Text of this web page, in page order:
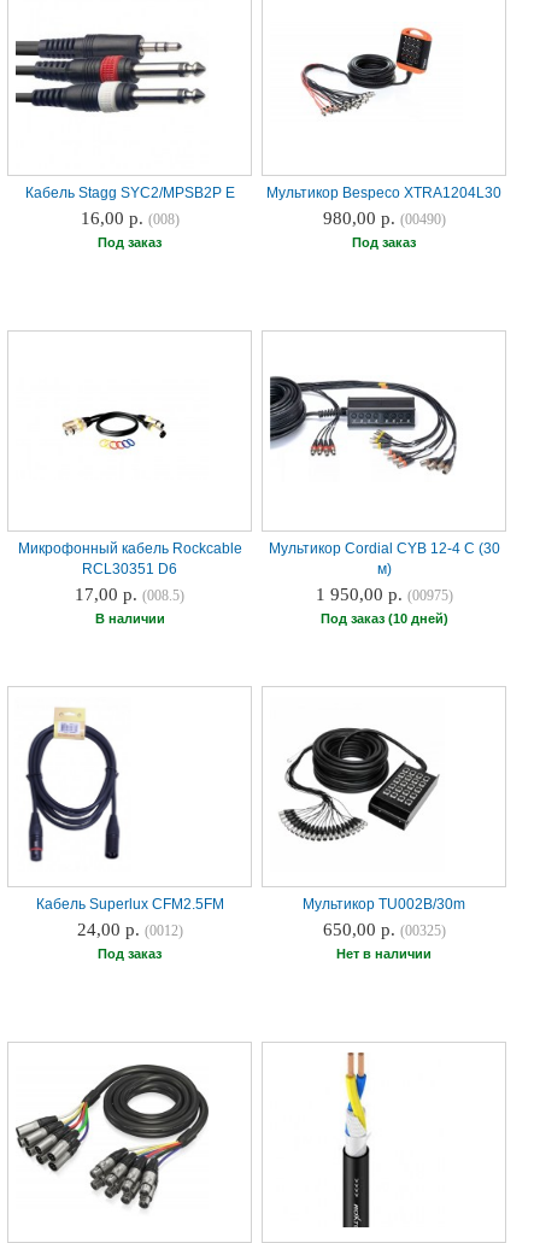
Кабель Stagg SYC2/MPSB2P E
16,00 р. (008)
Под заказ
Мультикор Bespeco XTRA1204L30
980,00 р. (00490)
Под заказ
Микрофонный кабель Rockcable
RCL30351 D6
17,00 р.(008.5)
В наличии
Мультикор Cordial CYB 12-4 C (30
м)
1 950,00 р. (00975)
Под заказ (10 дней)
Кабель Superlux CFM2.5FM
24,00 р. (0012)
Под заказ
Мультикор TU002B/30m
650,00 р. (00325)
Нет в наличии